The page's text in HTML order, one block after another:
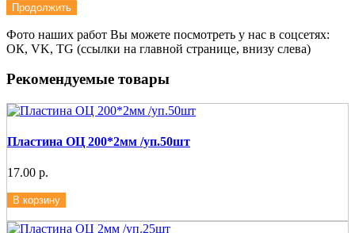
Продолжить
Фото наших работ Вы можете посмотреть у нас в соцсетях:
ОК, VK, TG (ссылки на главной странице, внизу слева)
Рекомендуемые товары
Пластина ОЦ 200*2мм /уп.50шт
17.00 р.
В корзину